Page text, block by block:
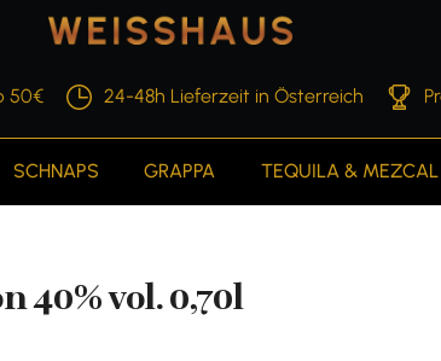
50€ 24-48h Lieferzeit in Österreich
SCHNAPS GRAPPA TEQUILA & MEZCAL
vol. 0,70l